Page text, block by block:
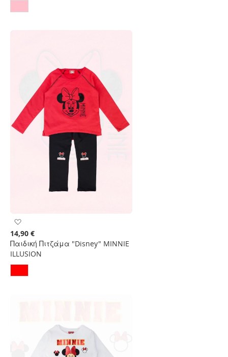
στη
Λίστα
Επιθυμιών
Παιδική Πιτζάμα "Disney" MINNIE
ILLUSION
14,90 €